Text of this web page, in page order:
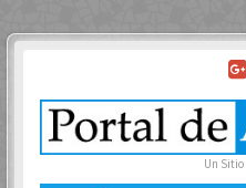
Un Sitio